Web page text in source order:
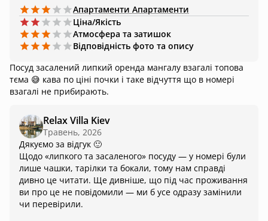
очікування, особливо дитини, були повністю зіпсовані.
Апартаменти Апартаменти
Ціна/Якість
Атмосфера та затишок
Відповідність фото та опису
Посуд засалений липкий оренда мангалу взагалі топова
тєма 😅 кава по ціні почки і таке відчуття що в номері
взагалі не прибирають.
Relax Villa Kiev
Травень, 2026
Дякуємо за відгук 🙂
Щодо «липкого та засаленого» посуду — у номері були
лише чашки, тарілки та бокали, тому нам справді
дивно це читати. Ще дивніше, що під час проживання
ви про це не повідомили — ми б усе одразу замінили
чи перевірили.